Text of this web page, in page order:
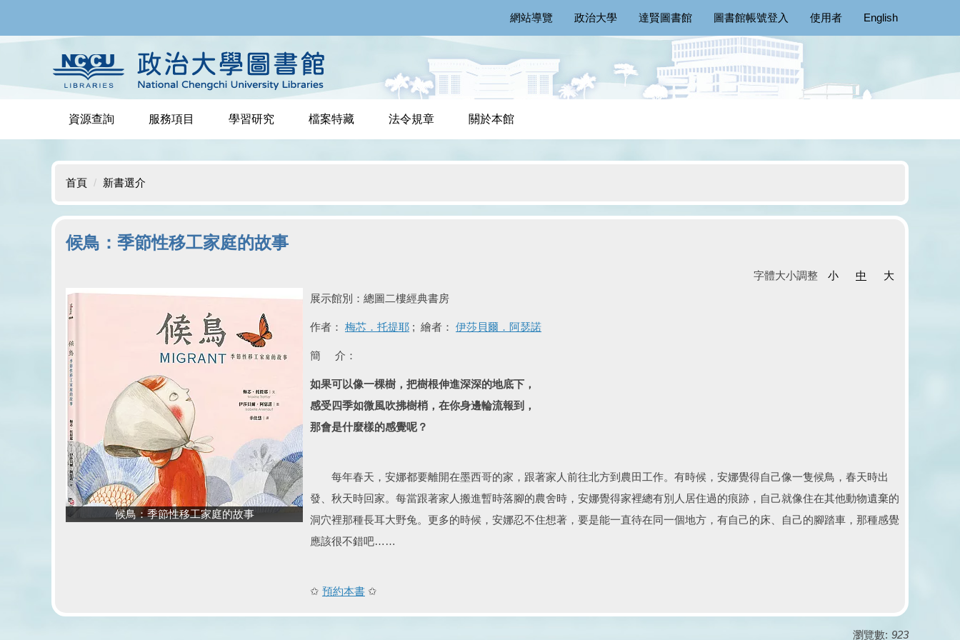
主
容
網站導覽 政治大學 達賢圖書館 圖書館帳號登入 使用者 English
資源查詢 服務項目 學習研究 檔案特藏 法令規章 關於本館
首頁 新書選介
候鳥：季節性移工家庭的故事
字體大小調整 小 中 大
候鳥：季節性移工家庭的故事
展示館別：總圖二樓經典書房
作者： 梅芯．托提耶 ; 繪者： 伊莎貝爾．阿瑟諾
簡 介：
如果可以像一棵樹，把樹根伸進深深的地底下，
感受四季如微風吹拂樹梢，在你身邊輪流報到，
那會是什麼樣的感覺呢？
每年春天，安娜都要離開在墨西哥的家，跟著家人前往北方到農田工作。有時候，安娜覺得自己像一隻候鳥，春天時出
發、秋天時回家。每當跟著家人搬進暫時落腳的農舍時，安娜覺得家裡總有別人居住過的痕跡，自己就像住在其他動物遺棄的
洞穴裡那種長耳大野兔。更多的時候，安娜忍不住想著，要是能一直待在同一個地方，有自己的床、自己的腳踏車，那種感覺
應該很不錯吧……
✩ 預約本書 ✩
瀏覽數: 923